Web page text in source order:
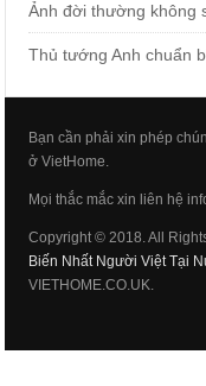
Ảnh đời thường không
Thủ tướng Anh chuẩn
Bạn cần phải xin phép
ở VietHome.
Mọi thắc mắc xin liên hệ
Copyright © 2018. All
Biến Nhất Người Việt Tại
VIETHOME.CO.UK.